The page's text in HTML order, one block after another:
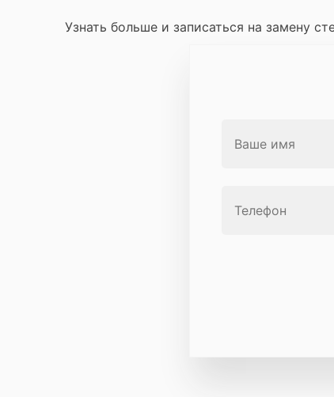
Узнать больше и записаться на замену